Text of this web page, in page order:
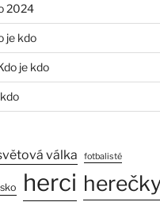
2024
je kdo
je kdo
válka fotbalisté
herci